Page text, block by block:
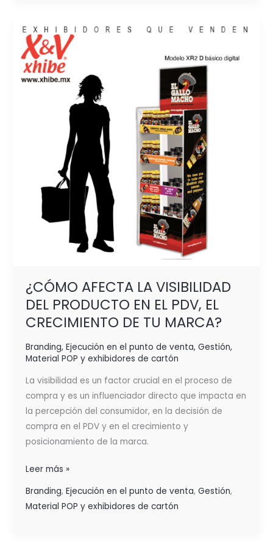
¿CÓMO AFECTA LA VISIBILIDAD
DEL PRODUCTO EN EL PDV, EL
CRECIMIENTO DE TU MARCA?
Branding, Ejecución en el punto de venta, Gestión,
Material POP y exhibidores de cartón
La visibilidad es un factor crucial en el proceso de
compra y es un influenciador directo que impacta en
la percepción del consumidor, en la decisión de
compra en el PDV y en el crecimiento y
posicionamiento de la marca.
¿CÓMO
AFECTA
LA
VISIBILIDAD
DEL
CRECIMIENTO
MARCA?
Leer más »
Branding, Ejecución en el punto de venta, Gestión,
Material POP y exhibidores de cartón